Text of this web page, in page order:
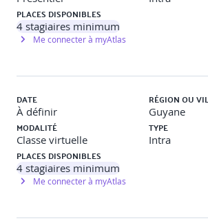
Les messages flash
Travaux pratiques
Objectif :Configurer le mode historique
Description
: Les participants mettront en
avec le mode historique activé. Ils
pour rediriger toutes les requêtes vers
géreront les routes imbriquées, les
d'erreur.
PLACES DISPONIBLES
4 stagiaires minimum
Me connecter à myAtlas
DATE
À définir
RÉGION OU
Guyane
MODALITÉ
Classe virtuelle
TYPE
Intra
PLACES DISPONIBLES
4 stagiaires minimum
Me connecter à myAtlas